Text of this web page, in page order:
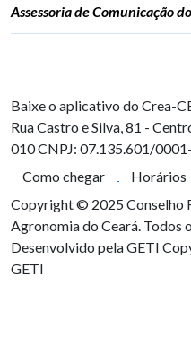
Assessoria de Comunicação
Baixe o aplicativo do Crea-
Rua Castro e Silva, 81 -
010CNPJ: 07.135.601/
Como chegar
Horários
Copyright © 2025 Conselho
Agronomia do Ceará. Todos
Desenvolvido pela GETI
GETI